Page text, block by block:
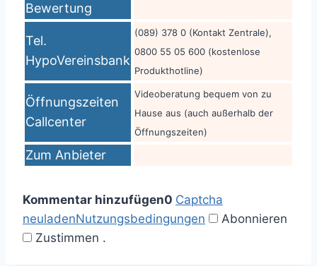
Bewertung
Tel.
HypoVereinsbank
(089) 378 0 (Kontakt Zentrale),
0800 55 05 600 (kostenlose
Produkthotline)
Öffnungszeiten
Callcenter
Videoberatung bequem von zu
Hause aus (auch außerhalb der
Öffnungszeiten)
Zum Anbieter
Kommentar hinzufügen0 Captcha
neuladenNutzungsbedingungen
Abonnieren
Zustimmen .